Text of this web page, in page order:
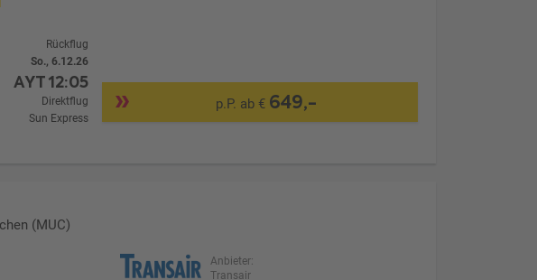
Rückflug
So., 6.12.26
AYT12:05
Direktflug
Sun Express
p.P. ab € 649,-
(MUC)
Anbieter:
Transair